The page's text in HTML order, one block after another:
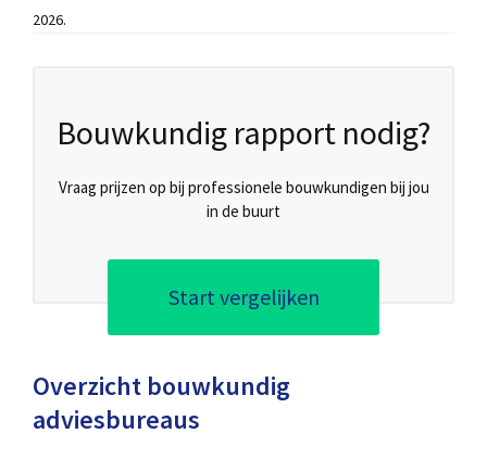
2026.
Bouwkundig rapport nodig?
Vraag prijzen op bij professionele bouwkundigen bij jou
in de buurt
Start vergelijken
Overzicht bouwkundig
adviesbureaus